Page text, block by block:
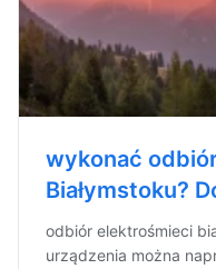
wykonać
Białymstoku?
odbiór elektrośmieci
urządzenia można